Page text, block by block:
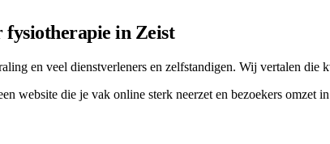
fysiotherapie in Zeist
en veel dienstverleners en zelfstandigen. Wij vertalen
website die je vak online sterk neerzet en bezoekers omzet